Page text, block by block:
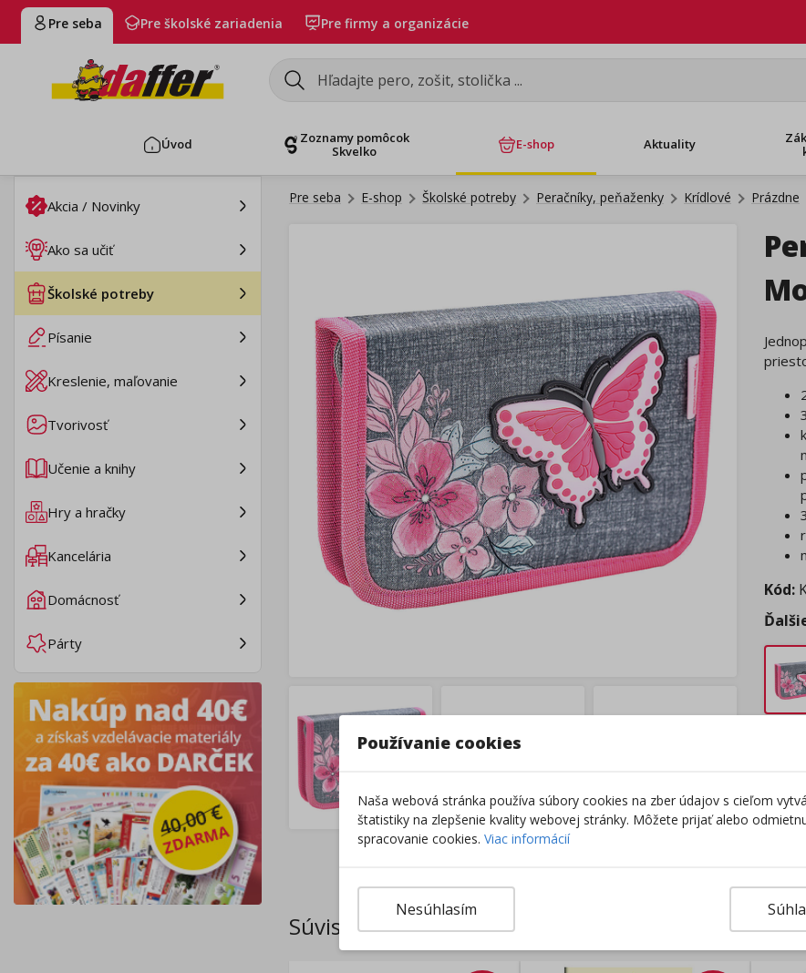
Pre seba Pre školské zariadenia Pre firmy a organizácie
Úvod
Zoznamy pomôcok
Skvelko
E-shop Aktuality
Akcia / Novinky
Ako sa učiť
Školské potreby
Písanie
Kreslenie, maľovanie
Tvorivosť
Učenie a knihy
Hry a hračky
Kancelária
Domácnosť
Párty
Pre seba E-shop Školské potreby Peračníky, peňaženky Krídlové Prázdne
Kód:
Súvisiace produkty
Používanie cookies
Naša webová stránka používa súbory cookies na zber údajov s cieľom
štatistiky na zlepšenie kvality webovej stránky. Môžete prijať alebo
spracovanie cookies. Viac informácií
Nesúhlasím